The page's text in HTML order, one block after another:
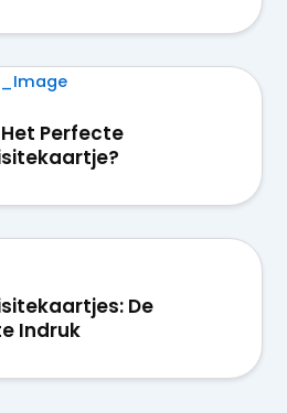
Perfecte
De
Indruk